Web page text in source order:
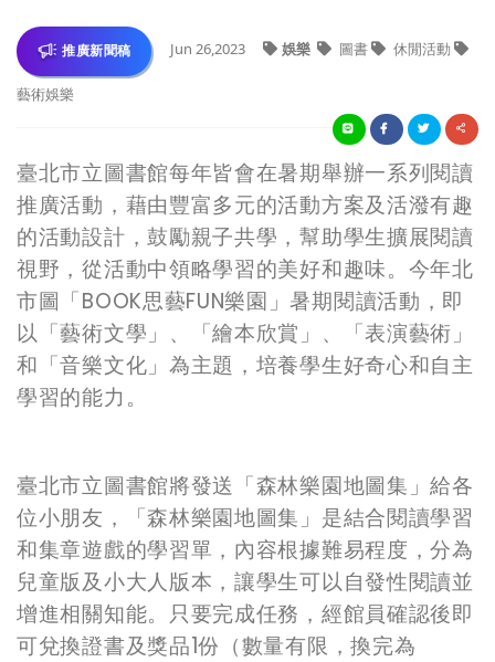
推廣新聞稿 Jun 26,2023 娛樂 圖書 休閒活動
藝術娛樂
臺北市立圖書館每年皆會在暑期舉辦一系列閱讀
推廣活動，藉由豐富多元的活動方案及活潑有趣
的活動設計，鼓勵親子共學，幫助學生擴展閱讀
視野，從活動中領略學習的美好和趣味。今年北
市圖「BOOK思藝FUN樂園」暑期閱讀活動，即
以 「藝術文學」、「繪本欣賞」、「表演藝術」
和「音樂文化」 為主題，培養學生好奇心和自主
學習的能力。
臺北市立圖書館將發送「森林樂園地圖集」給各
位小朋友，「森林樂園地圖集」是結合閱讀學習
和集章遊戲的學習單，內容根據難易程度，分為
兒童版及小大人版本，讓學生可以自發性閱讀並
增進相關知能。只要完成任務，經館員確認後即
可兌換證書及獎品1份（數量有限，換完為